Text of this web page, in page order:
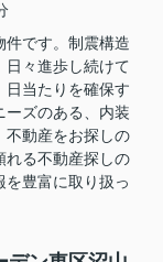
件です。制震構造
日々進歩し続けて
日当たりを確保す
ーズのある、内装
不動産をお探しの
れる不動産探しの
豊富に取り扱っ